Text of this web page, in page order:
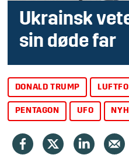
Ukrainsk
sin døde far
DONALD TRUMP
PENTAGON UFO